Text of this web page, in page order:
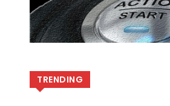
TRENDING